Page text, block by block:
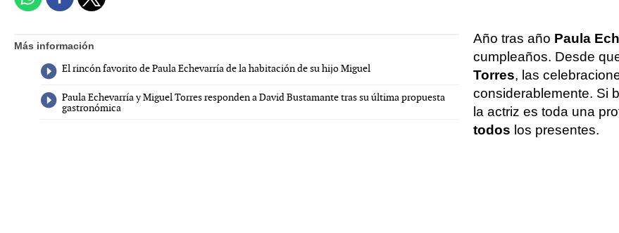
Más información
El rincón favorito de Paula Echevarría de la habitación de su hijo Miguel
Paula Echevarría y Miguel Torres responden a David Bustamante tras su última propuesta
gastronómica
Año tras año Paula
cumpleaños. Desde
Torres, las
considerablemente. Si
la actriz es toda una
todos los presentes.